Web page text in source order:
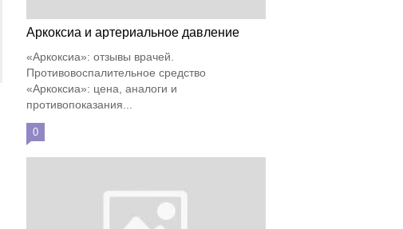
Аркоксиа и артериальное давление
«Аркоксиа»: отзывы врачей.
Противовоспалительное средство
«Аркоксиа»: цена, аналоги и
противопоказания...
0